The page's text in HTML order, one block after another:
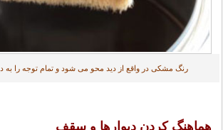
رنگ مشکی در واقع از دید محو می شود و تمام توجه را به
هماهنگ کردن دیوارها و سقف